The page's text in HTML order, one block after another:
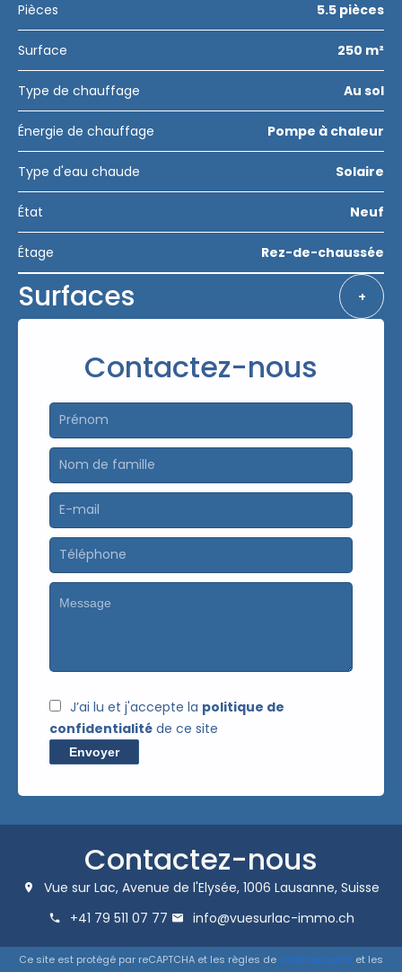
Pièces 5.5 pièces
Surface 250 m²
Type de chauffage Au sol
Énergie de chauffage Pompe à chaleur
Type d'eau chaude Solaire
État Neuf
Étage Rez-de-chaussée
Surfaces +
Contactez-nous
J’ai lu et j'accepte la politique de
confidentialité de ce site
Envoyer
Contactez-nous
Vue sur Lac, Avenue de l'Elysée, 1006 Lausanne, Suisse
+41 79 511 07 77
info@vuesurlac-immo.ch
Ce site est protégé par reCAPTCHA et les règles de confidentialité et les